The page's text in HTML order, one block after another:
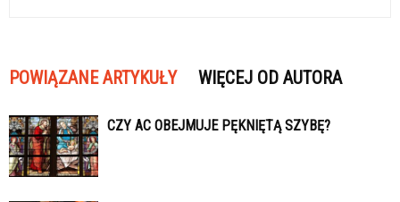
POWIĄZANE ARTYKUŁY WIĘCEJ OD AUTORA
CZY AC OBEJMUJE PĘKNIĘTĄ SZYBĘ?